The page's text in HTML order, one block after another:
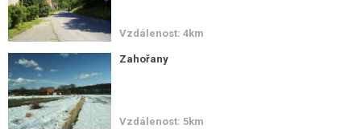
Vzdálenost: 4km
Zahořany
Vzdálenost: 5km